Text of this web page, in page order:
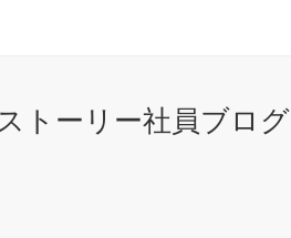
トーリー社員ブログ